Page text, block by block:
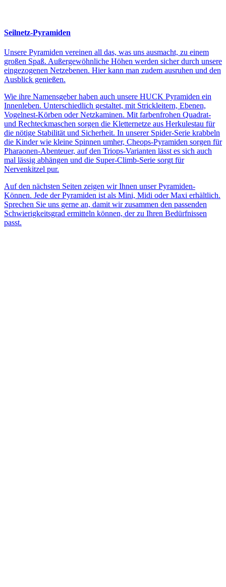
Seilnetz-Pyramiden
Unsere Pyramiden vereinen all das, was uns ausmacht, zu einem
großen Spaß. Außergewöhnliche Höhen werden sicher durch unsere
eingezogenen Netzebenen. Hier kann man zudem ausruhen und den
Ausblick genießen.
Wie ihre Namensgeber haben auch unsere HUCK Pyramiden ein
Innenleben. Unterschiedlich gestaltet, mit Strickleitern, Ebenen,
Vogelnest-Körben oder Netzkaminen. Mit farbenfrohen Quadrat-
und Rechteckmaschen sorgen die Kletternetze aus Herkulestau für
die nötige Stabilität und Sicherheit. In unserer Spider-Serie krabbeln
die Kinder wie kleine Spinnen umher, Cheops-Pyramiden sorgen für
Pharaonen-Abenteuer, auf den Triops-Varianten lässt es sich auch
mal lässig abhängen und die Super-Climb-Serie sorgt für
Nervenkitzel pur.
Auf den nächsten Seiten zeigen wir Ihnen unser Pyramiden-
Können. Jede der Pyramiden ist als Mini, Midi oder Maxi erhältlich.
Sprechen Sie uns gerne an, damit wir zusammen den passenden
Schwierigkeitsgrad ermitteln können, der zu Ihren Bedürfnissen
passt.